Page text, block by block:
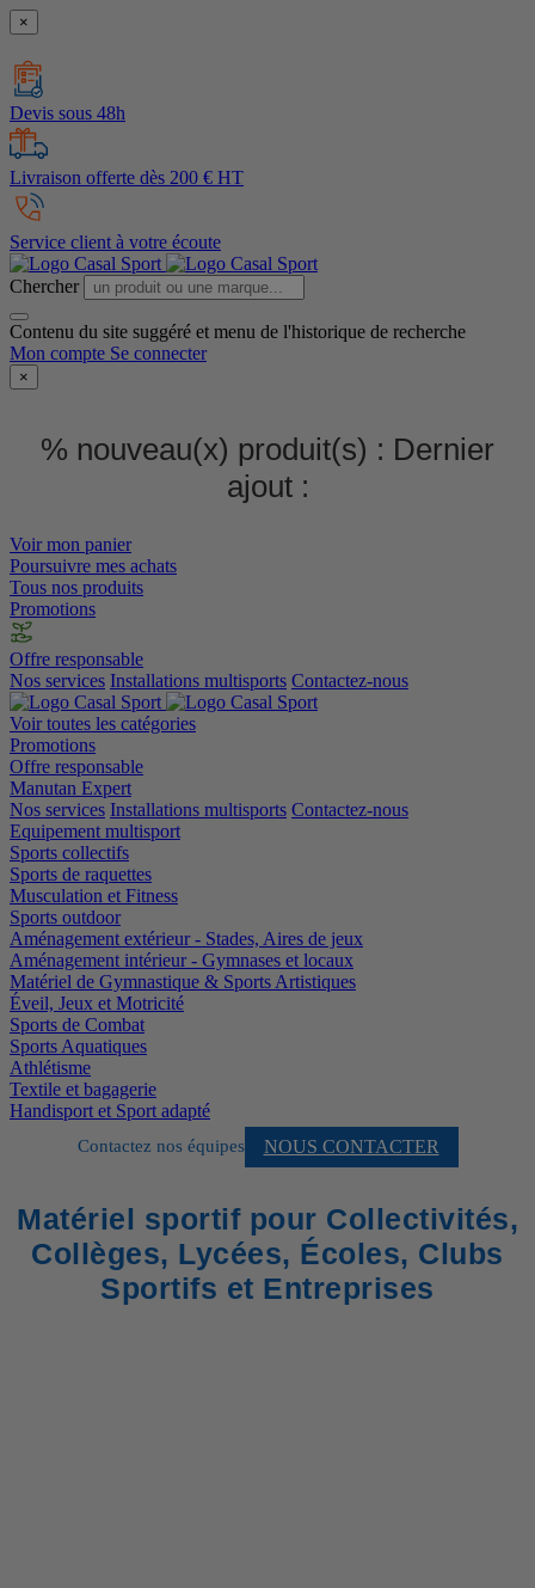
×
Devis sous 48h
Livraison offerte dès 200 € HT
Service client à votre écoute
Chercher
Contenu du site suggéré et menu de l'historique de recherche
Mon compte Se connecter
×
% nouveau(x) produit(s) : Dernier
ajout :
Voir mon panier
Poursuivre mes achats
Tous nos produits
Promotions
Offre responsable
Nos services Installations multisports Contactez-nous
Voir toutes les catégories
Promotions
Offre responsable
Manutan Expert
Nos services Installations multisports Contactez-nous
Equipement multisport
Sports collectifs
Sports de raquettes
Musculation et Fitness
Sports outdoor
Aménagement extérieur - Stades, Aires de jeux
Aménagement intérieur - Gymnases et locaux
Matériel de Gymnastique & Sports Artistiques
Éveil, Jeux et Motricité
Sports de Combat
Sports Aquatiques
Athlétisme
Textile et bagagerie
Handisport et Sport adapté
Contactez nos équipes NOUS CONTACTER
Matériel sportif pour Collectivités,
Collèges, Lycées, Écoles, Clubs
Sportifs et Entreprises